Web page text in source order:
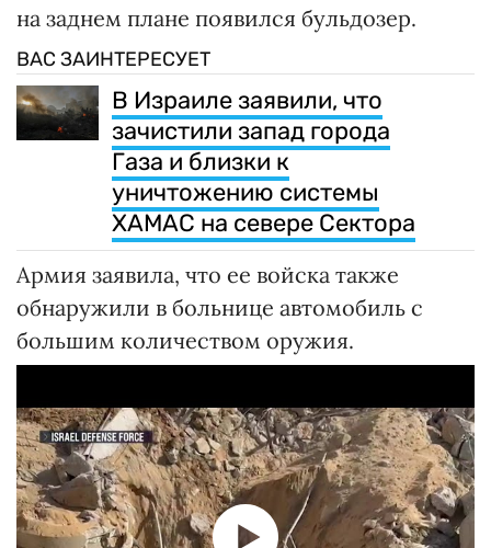
на заднем плане появился бульдозер.
ВАС ЗАИНТЕРЕСУЕТ
В Израиле заявили, что
зачистили запад города
Газа и близки к
уничтожению системы
ХАМАС на севере Сектора
Армия заявила, что ее войска также
обнаружили в больнице автомобиль с
большим количеством оружия.